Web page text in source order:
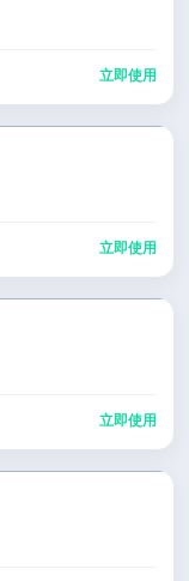
立即使用
立即使用
立即使用